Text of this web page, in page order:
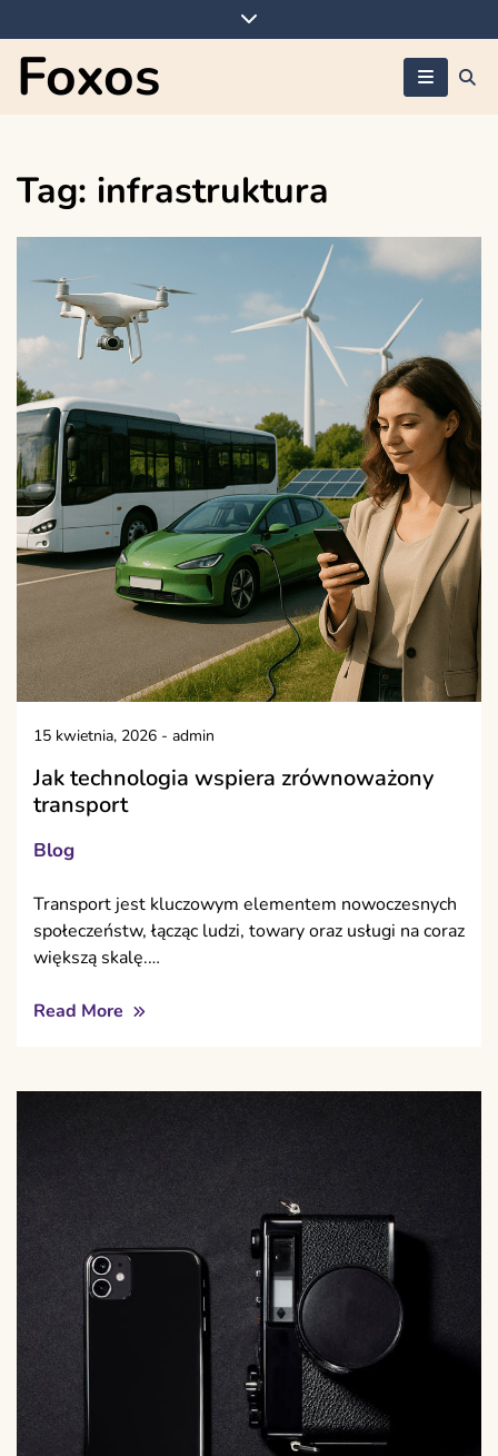
to
content
Foxos
Tag: infrastruktura
15 kwietnia, 2026 - admin
Jak technologia wspiera zrównoważony
transport
Blog
Transport jest kluczowym elementem nowoczesnych
społeczeństw, łącząc ludzi, towary oraz usługi na coraz
większą skalę.…
Read More